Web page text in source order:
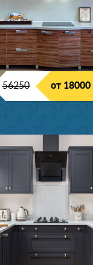
56250 от 18000